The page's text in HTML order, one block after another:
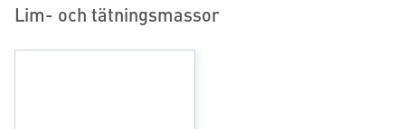
Lim- och tätningsmassor